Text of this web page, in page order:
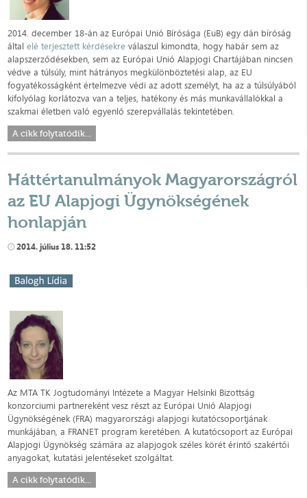
2014. december 18-án az Európai Unió Bírósága (EuB) egy dán bíróság
általelé terjesztett kérdésekre válaszul kimondta, hogy habár sem az
alapszerződésekben, sem az Európai Unió Alapjogi Chartájában nincsen
védve a túlsúly, mint hátrányos megkülönböztetési alap, az EU
fogyatékosságként értelmezve védi az adott személyt, ha az a túlsúlyából
kifolyólag korlátozva van a teljes, hatékony és más munkavállalókkal a
szakmai életben való egyenlő szerepvállalás tekintetében.
A cikk folytatódik...
Háttértanulmányok Magyarországról
az EU Alapjogi Ügynökségének
honlapján
2014. július 18. 11:52
Az MTA TK Jogtudományi Intézete a Magyar Helsinki Bizottság
konzorciumi partnereként vesz részt az Európai Unió Alapjogi
Ügynökségének (FRA) magyarországi alapjogi kutatócsoportjának
munkájában, a FRANET program keretében. A kutatócsoport az Európai
Alapjogi Ügynökség számára az alapjogok széles körét érintő szakértői
anyagokat, kutatási jelentéseket szolgáltat.
A cikk folytatódik...